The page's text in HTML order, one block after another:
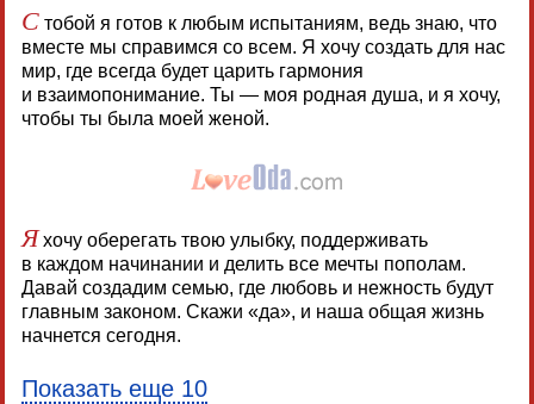
Стобой я готов к любым испытаниям, ведь знаю, что
вместе мы справимся со всем. Я хочу создать для нас
мир, где всегда будет царить гармония
и взаимопонимание. Ты — моя родная душа, и я хочу,
чтобы ты была моей женой.
Яхочу оберегать твою улыбку, поддерживать
в каждом начинании и делить все мечты пополам.
Давай создадим семью, где любовь и нежность будут
главным законом. Скажи «да», и наша общая жизнь
начнется сегодня.
Показать еще 10